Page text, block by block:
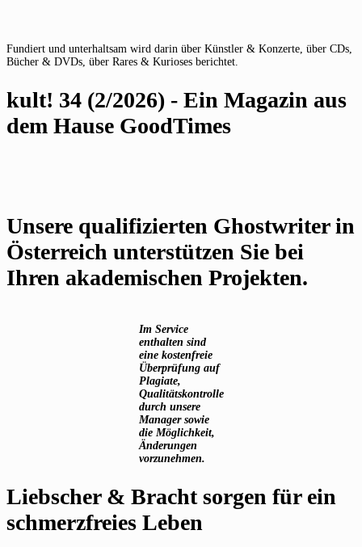
Fundiert und unterhaltsam wird darin über Künstler & Konzerte, über CDs,
Bücher & DVDs, über Rares & Kurioses berichtet.
kult! 34 (2/2026) - Ein Magazin aus
dem Hause GoodTimes
Unsere qualifizierten Ghostwriter in
Österreich unterstützen Sie bei
Ihren akademischen Projekten.
Im Service
enthalten sind
eine kostenfreie
Überprüfung auf
Plagiate,
Qualitätskontrolle
durch unsere
Manager sowie
die Möglichkeit,
Änderungen
vorzunehmen.
Liebscher & Bracht sorgen für ein
schmerzfreies Leben